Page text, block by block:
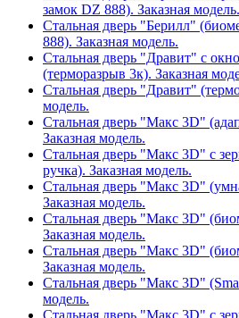
замок DZ 888). Заказная модель.
Стальная дверь "Берилл"
888). Заказная модель.
Стальная дверь "Дравит" с
(терморазрыв 3к). Заказная
Стальная дверь "Дравит"
модель.
Стальная дверь "Макс 3D"
Заказная модель.
Стальная дверь "Макс 3D" с
ручка). Заказная модель.
Стальная дверь "Макс 3D"
Заказная модель.
Стальная дверь "Макс 3D"
Заказная модель.
Стальная дверь "Макс 3D"
Заказная модель.
Стальная дверь "Макс 3D"
модель.
Стальная дверь "Макс 3D" с